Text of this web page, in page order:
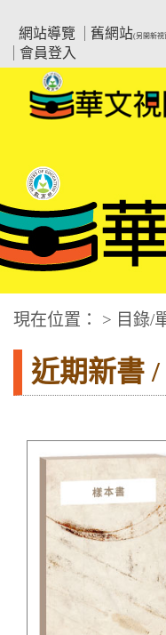
要
網站導覽
舊網站(另開新視
會員登入
:::中央區塊
華文視障電子圖書網
現在位置： > 目錄/
近期新書